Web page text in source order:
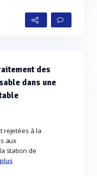
des
dans une
rejetées à la
aux
station de